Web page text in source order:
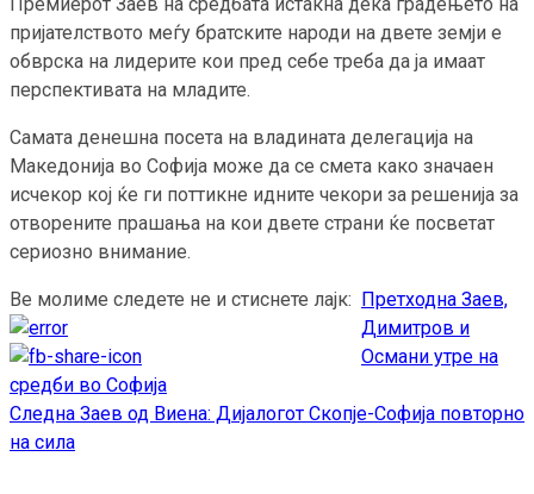
пријателството меѓу братските народи на двете земји е
обврска на лидерите кои пред себе треба да ја имаат
перспективата на младите.
Самата денешна посета на владината делегација на
Македонија во Софија може да се смета како значаен
исчекор кој ќе ги поттикне идните чекори за решенија за
отворените прашања на кои двете страни ќе посветат
сериозно внимание.
Ве молиме следете не и стиснете лајк:
Continue
Reading
Претходна Заев,
Димитров и
Османи утре на
средби во Софија
Следна Заев од Виена: Дијалогот Скопје-Софија повторно
на сила